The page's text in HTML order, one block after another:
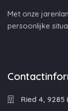
Met onze
persoonlijke
Ried 4,